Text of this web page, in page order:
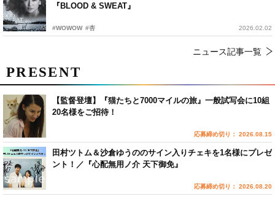
『BLOOD & SWEAT』
#WOWOW #杏 2026.02.02
ニュース記事一覧
PRESENT
【監督登壇】『猫たちと7000マイルの旅』一般試写会に10組
20名様をご招待！
応募締め切り： 2026.08.15
田村ツトム＆沙倉ゆうののサイン入りチェキを1名様にプレゼ
ント！／『心配無用ノ介 天下御免』
応募締め切り： 2026.08.20